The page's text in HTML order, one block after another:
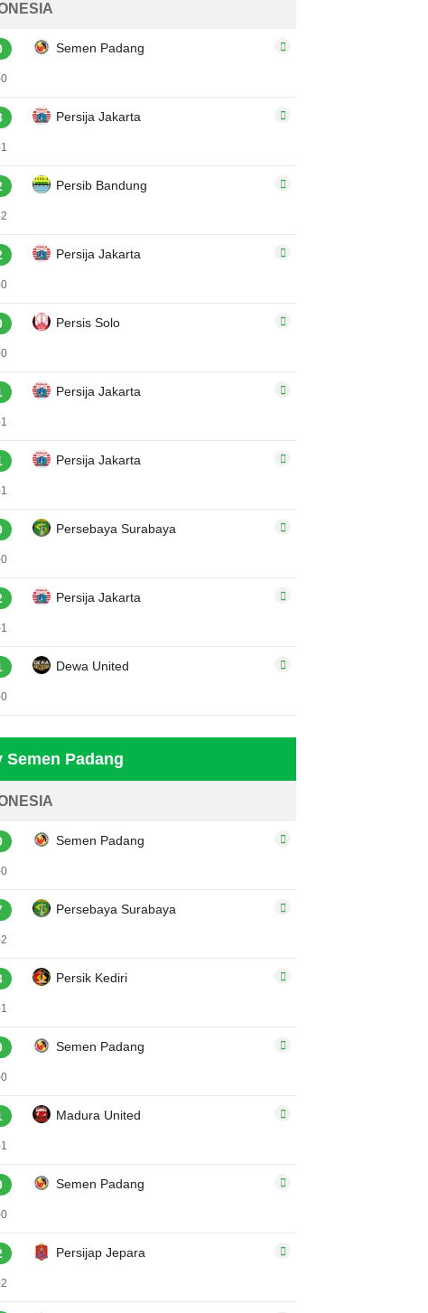
Semen Padang
Persija Jakarta
Persib Bandung
Persija Jakarta
Persis Solo
Persija Jakarta
Persija Jakarta
Persebaya Surabaya
Persija Jakarta
Dewa United
Padang
Semen Padang
Persebaya Surabaya
Persik Kediri
Semen Padang
Madura United
Semen Padang
Persijap Jepara